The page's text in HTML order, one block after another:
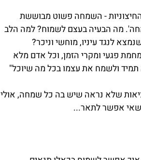
- השמחה פשוט מבוששת
מה הבעיה בעצם לשמוח? למה הלב
לנגד עיניו, מוחשי וניכר?
פגעי ומקרי הזמן, וכל אדם מלא
תמיד ולשמח את עצמו בכל מה שיוכל"
שלא נראה שיש בה כל שמחה, אולי
שאי אפשר לתאר...